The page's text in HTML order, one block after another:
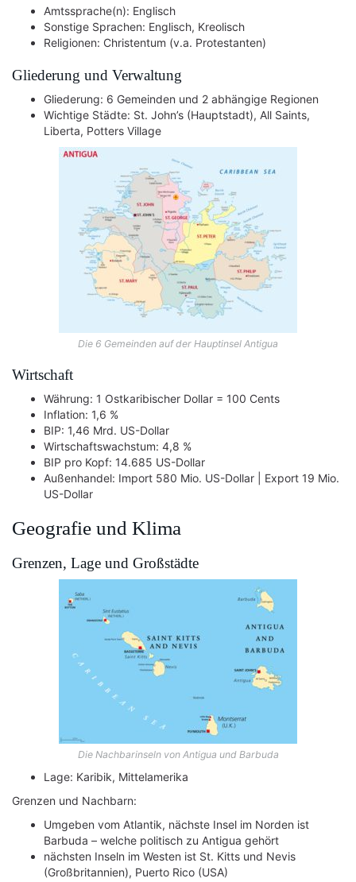
Amtssprache(n): Englisch
Sonstige Sprachen: Englisch, Kreolisch
Religionen: Christentum (v.a. Protestanten)
Gliederung und Verwaltung
Gliederung: 6 Gemeinden und 2 abhängige Regionen
Wichtige Städte: St. John’s (Hauptstadt), All Saints,
Liberta, Potters Village
Die 6 Gemeinden auf der Hauptinsel Antigua
Wirtschaft
Währung: 1 Ostkaribischer Dollar = 100 Cents
Inflation: 1,6 %
BIP: 1,46 Mrd. US-Dollar
Wirtschaftswachstum: 4,8 %
BIP pro Kopf: 14.685 US-Dollar
Außenhandel: Import 580 Mio. US-Dollar | Export 19 Mio.
US-Dollar
Geografie und Klima
Grenzen, Lage und Großstädte
Die Nachbarinseln von Antigua und Barbuda
Lage: Karibik, Mittelamerika
Grenzen und Nachbarn:
Umgeben vom Atlantik, nächste Insel im Norden ist
Barbuda – welche politisch zu Antigua gehört
nächsten Inseln im Westen ist St. Kitts und Nevis
(Großbritannien), Puerto Rico (USA)